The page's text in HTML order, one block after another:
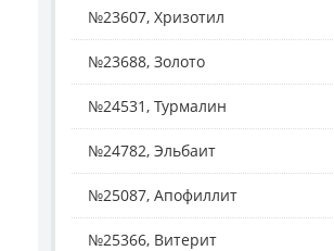
№23607, Хризотил
№23688, Золото
№24531, Турмалин
№24782, Эльбаит
№25087, Апофиллит
№25366, Витерит